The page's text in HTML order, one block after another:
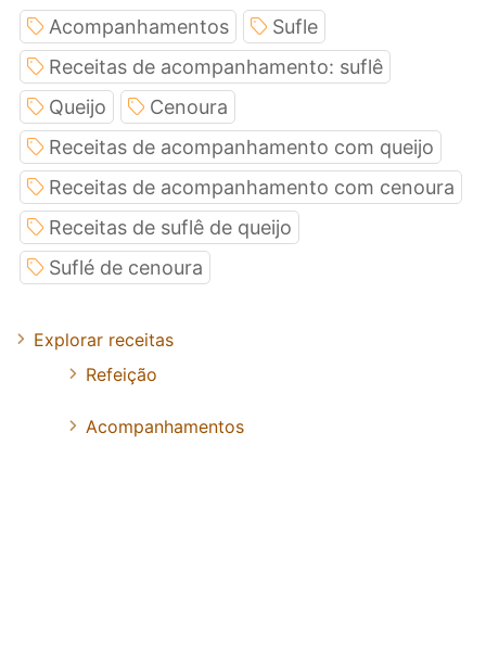
Acompanhamentos
Sufle
Receitas de acompanhamento: suflê
Queijo
Cenoura
Receitas de acompanhamento com queijo
Receitas de acompanhamento com cenoura
Receitas de suflê de queijo
Suflé de cenoura
Explorar receitas
Refeição
Acompanhamentos